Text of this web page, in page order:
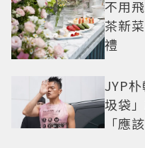
不用
茶新
禮
JYP
圾袋
「應